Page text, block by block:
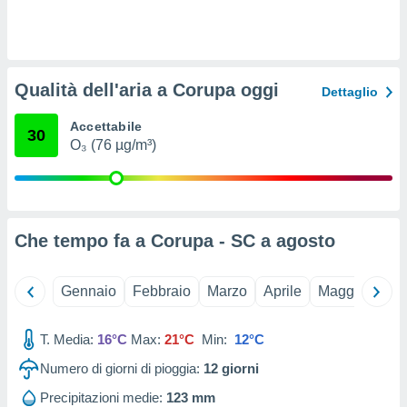
dei
Web
simili
Qualità dell'aria a Corupa oggi Dettaglio
30 Accettabile
O₃ (76 µg/m³)
Che tempo fa a Corupa - SC a agosto
Gennaio Febbraio Marzo Aprile Maggio
T. Media: 16°C Max: 21°C Min: 12°C
Numero di giorni di pioggia: 12 giorni
Precipitazioni medie: 123 mm